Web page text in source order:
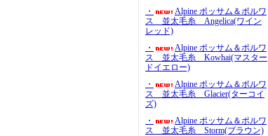
・
Alpine ポッサム＆ポルワ
ス 並太毛糸 Angelica(ワイン
レッド)
・
Alpine ポッサム＆ポルワ
ス 並太毛糸 Kowhai(マスター
ドイエロー)
・
Alpine ポッサム＆ポルワ
ス 並太毛糸 Glacier(ターコイ
ズ)
・
Alpine ポッサム＆ポルワ
ス 並太毛糸 Storm(ブラウン)